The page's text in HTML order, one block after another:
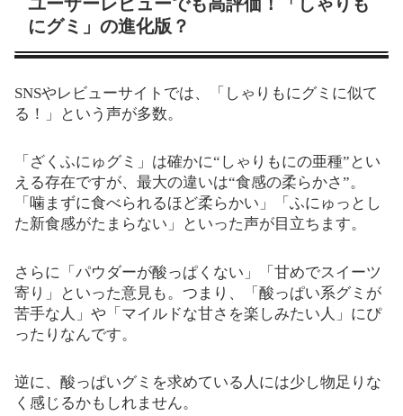
にグミ」の進化版？
SNSやレビューサイトでは、「しゃりもにグミに似て
る！」という声が多数。
「ざくふにゅグミ」は確かに“しゃりもにの亜種”とい
える存在ですが、最大の違いは“食感の柔らかさ”。
「噛まずに食べられるほど柔らかい」「ふにゅっとし
た新食感がたまらない」といった声が目立ちます。
さらに「パウダーが酸っぱくない」「甘めでスイーツ
寄り」といった意見も。つまり、「酸っぱい系グミが
苦手な人」や「マイルドな甘さを楽しみたい人」にぴ
ったりなんです。
逆に、酸っぱいグミを求めている人には少し物足りな
く感じるかもしれません。